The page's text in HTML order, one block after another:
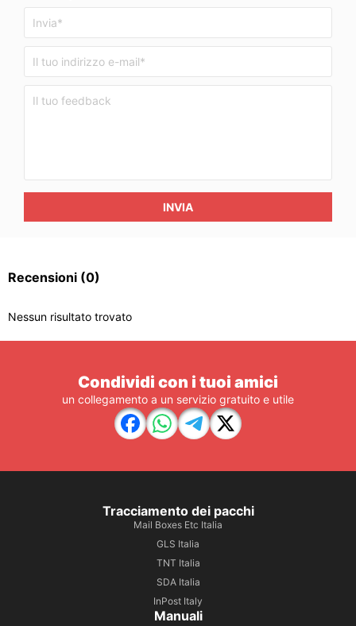
INVIA
Recensioni (0)
Nessun risultato trovato
Condividi con i tuoi amici
un collegamento a un servizio gratuito e utile
Tracciamento dei pacchi
Mail Boxes Etc Italia
GLS Italia
TNT Italia
SDA Italia
InPost Italy
Manuali